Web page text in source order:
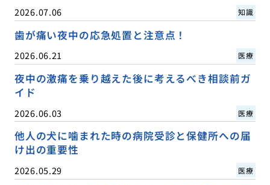
2026.07.06 知識
歯が痛い夜中の応急処置と注意点！
2026.06.21 医療
夜中の激痛を乗り越えた後に考えるべき相談前ガ
イド
2026.06.03 医療
他人の犬に噛まれた時の病院受診と保健所への届
け出の重要性
2026.05.29 医療